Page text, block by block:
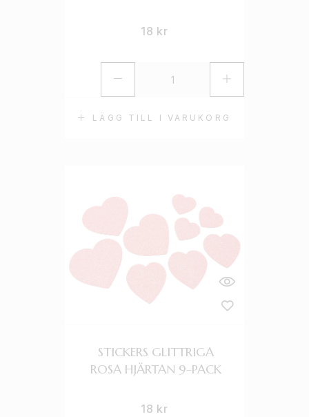
LÄGG TILL I VARUKORG
18 kr
STICKERS GLITTRIGA
ROSA HJÄRTAN 9-PACK
18 kr